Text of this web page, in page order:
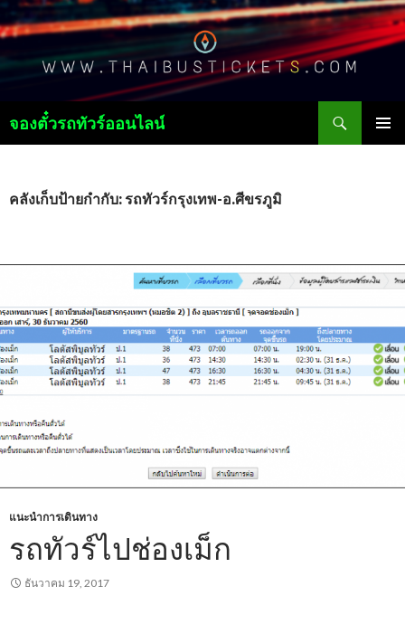
จองตั๋วรถทัวร์ออนไลน์
เนื้อหา
คลังเก็บป้ายกำกับ: รถทัวร์กรุงเทพ-อ.ศีขรภูมิ
แนะนำการเดินทาง
รถทัวร์ไปช่องเม็ก
ธันวาคม 19, 2017